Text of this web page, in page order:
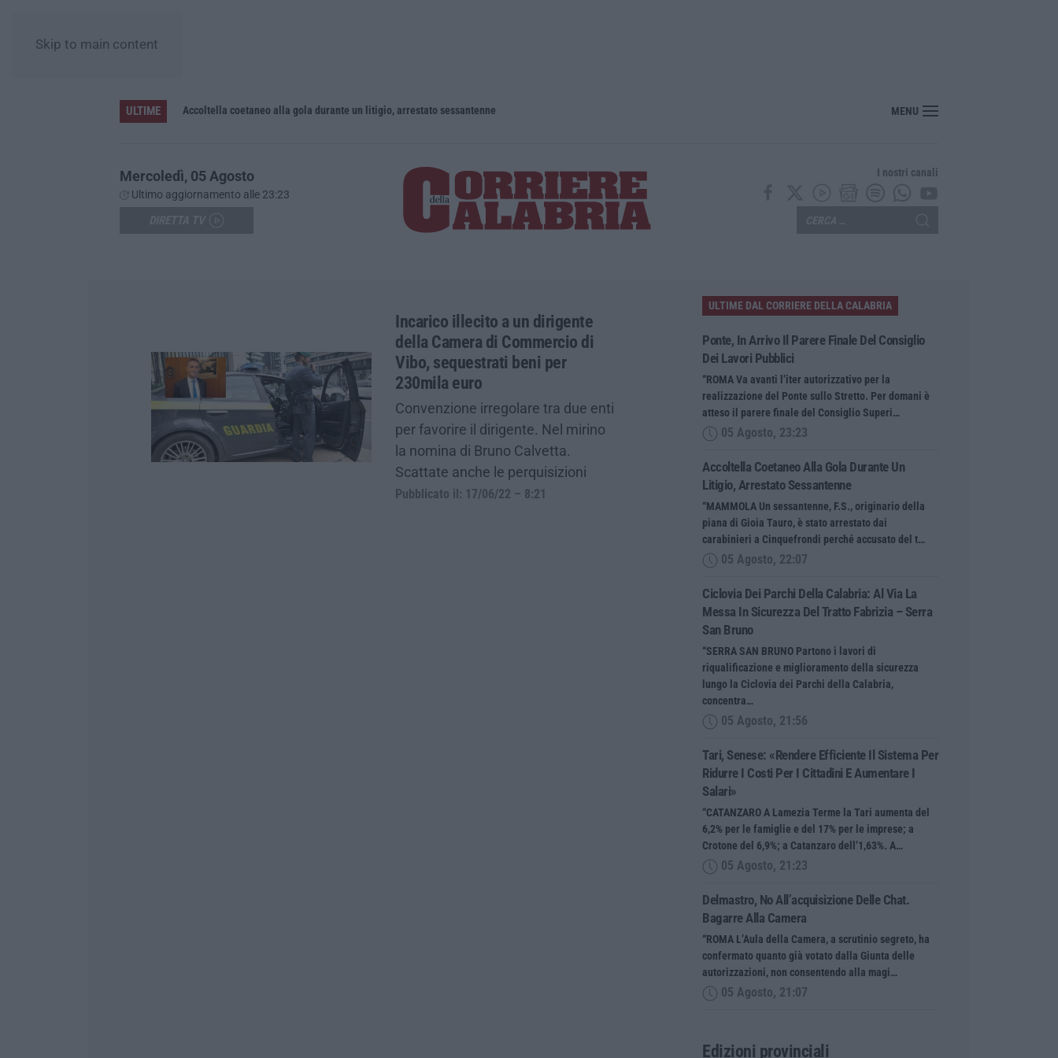
Skip to main content
ULTIME Accoltella coetaneo alla gola durante un litigio, arrestato sessantenne MENU
Mercoledì, 05 Agosto
Ultimo aggiornamento alle 23:23
I nostri canali
Incarico illecito a un dirigente
della Camera di Commercio di
Vibo, sequestrati beni per
230mila euro
Convenzione irregolare tra due enti
per favorire il dirigente. Nel mirino
la nomina di Bruno Calvetta.
Scattate anche le perquisizioni
Pubblicato il: 17/06/22 – 8:21
ULTIME DAL CORRIERE DELLA CALABRIA
Ponte, In Arrivo Il Parere Finale Del Consiglio
Dei Lavori Pubblici
“ROMA Va avanti l’iter autorizzativo per la
realizzazione del Ponte sullo Stretto. Per domani è
atteso il parere finale del Consiglio Superi…
05 Agosto, 23:23
Accoltella Coetaneo Alla Gola Durante Un
Litigio, Arrestato Sessantenne
“MAMMOLA Un sessantenne, F.S., originario della
piana di Gioia Tauro, è stato arrestato dai
carabinieri a Cinquefrondi perché accusato del t…
05 Agosto, 22:07
Ciclovia Dei Parchi Della Calabria: Al Via La
Messa In Sicurezza Del Tratto Fabrizia – Serra
San Bruno
“SERRA SAN BRUNO Partono i lavori di
riqualificazione e miglioramento della sicurezza
lungo la Ciclovia dei Parchi della Calabria,
concentra…
05 Agosto, 21:56
Tari, Senese: «Rendere Efficiente Il Sistema Per
Ridurre I Costi Per I Cittadini E Aumentare I
Salari»
“CATANZARO A Lamezia Terme la Tari aumenta del
6,2% per le famiglie e del 17% per le imprese; a
Crotone del 6,9%; a Catanzaro dell’1,63%. A…
05 Agosto, 21:23
Delmastro, No All’acquisizione Delle Chat.
Bagarre Alla Camera
“ROMA L’Aula della Camera, a scrutinio segreto, ha
confermato quanto già votato dalla Giunta delle
autorizzazioni, non consentendo alla magi…
05 Agosto, 21:07
Edizioni provinciali